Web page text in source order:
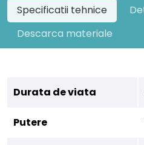
Specificatii tehnice
Descarca materiale
Durata de viata
Putere